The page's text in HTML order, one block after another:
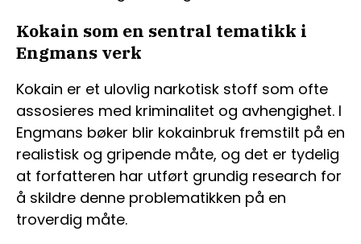
Kokain som en sentral tematikk i
Engmans verk
Kokain er et ulovlig narkotisk stoff som ofte
assosieres med kriminalitet og avhengighet. I
Engmans bøker blir kokainbruk fremstilt på en
realistisk og gripende måte, og det er tydelig
at forfatteren har utført grundig research for
å skildre denne problematikken på en
troverdig måte.